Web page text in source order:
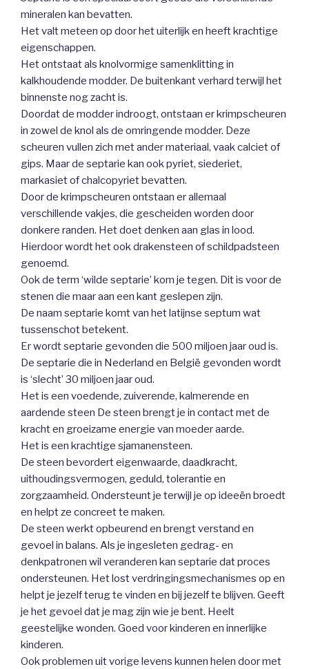
mineralen kan bevatten.
Het valt meteen op door het uiterlijk en heeft krachtige
eigenschappen.
Het ontstaat als knolvormige samenklitting in
kalkhoudende modder. De buitenkant verhard terwijl het
binnenste nog zacht is.
Doordat de modder indroogt, ontstaan er krimpscheuren
in zowel de knol als de omringende modder. Deze
scheuren vullen zich met ander materiaal, vaak calciet of
gips. Maar de septarie kan ook pyriet, siederiet,
markasiet of chalcopyriet bevatten.
Door de krimpscheuren ontstaan er allemaal
verschillende vakjes, die gescheiden worden door
donkere randen. Het doet denken aan glas in lood.
Hierdoor wordt het ook drakensteen of schildpadsteen
genoemd.
Ook de term ‘wilde septarie’ kom je tegen. Dit is voor de
stenen die maar aan een kant geslepen zijn.
De naam septarie komt van het latijnse septum wat
tussenschot betekent.
Er wordt septarie gevonden die 500 miljoen jaar oud is.
De septarie die in Nederland en België gevonden wordt
is ‘slecht’ 30 miljoen jaar oud.
Het is een voedende, zuiverende, kalmerende en
aardende steen De steen brengt je in contact met de
kracht en groeizame energie van moeder aarde.
Het is een krachtige sjamanensteen.
De steen bevordert eigenwaarde, daadkracht,
uithoudingsvermogen, geduld, tolerantie en
zorgzaamheid. Ondersteunt je terwijl je op ideeën broedt
en helpt ze concreet te maken.
De steen werkt opbeurend en brengt verstand en
gevoel in balans. Als je ingesleten gedrag- en
denkpatronen wil veranderen kan septarie dat proces
ondersteunen. Het lost verdringingsmechanismes op en
helpt je jezelf terug te vinden en bij jezelf te blijven. Geeft
je het gevoel dat je mag zijn wie je bent. Heelt
geestelijke wonden. Goed voor kinderen en innerlijke
kinderen.
Ook problemen uit vorige levens kunnen helen door met